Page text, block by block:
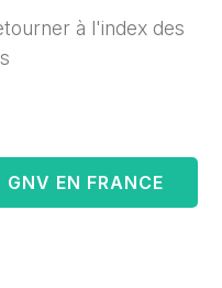
à l'index des
EN FRANCE